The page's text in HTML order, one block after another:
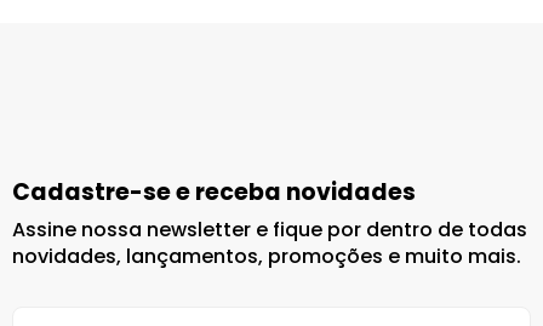
Cadastre-se e receba novidades
Assine nossa newsletter e fique por dentro de todas
novidades, lançamentos, promoções e muito mais.